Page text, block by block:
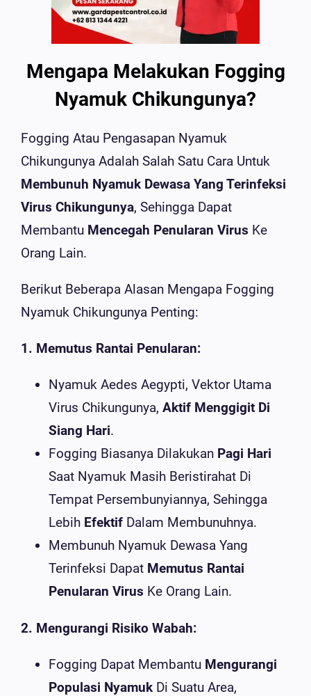
Mengapa Melakukan Fogging
Nyamuk Chikungunya?
Fogging Atau Pengasapan Nyamuk
Chikungunya Adalah Salah Satu Cara Untuk
Membunuh Nyamuk Dewasa Yang Terinfeksi
Virus Chikungunya, Sehingga Dapat
Membantu Mencegah Penularan Virus Ke
Orang Lain.
Berikut Beberapa Alasan Mengapa Fogging
Nyamuk Chikungunya Penting:
1. Memutus Rantai Penularan:
Nyamuk Aedes Aegypti, Vektor Utama
Virus Chikungunya, Aktif Menggigit Di
Siang Hari.
Fogging Biasanya Dilakukan Pagi Hari
Saat Nyamuk Masih Beristirahat Di
Tempat Persembunyiannya, Sehingga
Lebih Efektif Dalam Membunuhnya.
Membunuh Nyamuk Dewasa Yang
Terinfeksi Dapat Memutus Rantai
Penularan Virus Ke Orang Lain.
2. Mengurangi Risiko Wabah:
Fogging Dapat Membantu Mengurangi
Populasi Nyamuk Di Suatu Area,